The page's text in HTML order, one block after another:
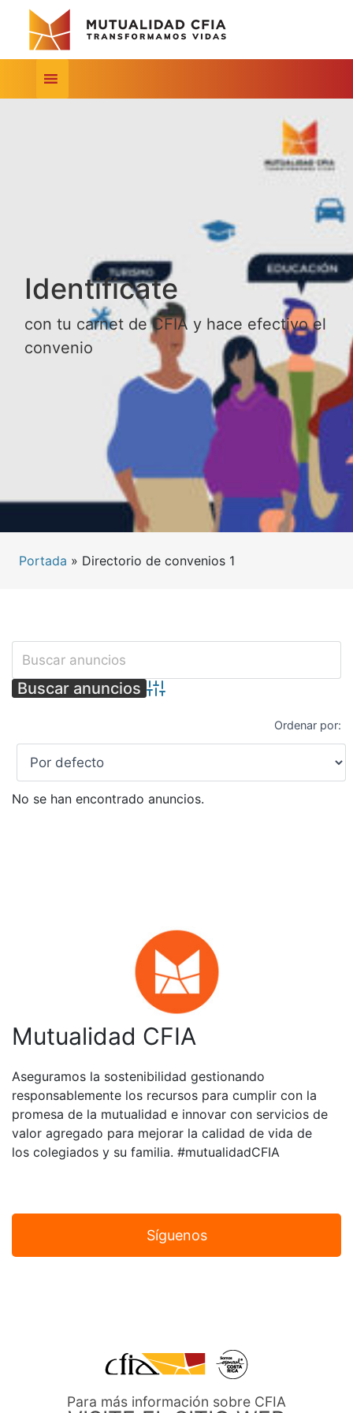
Identificate
con tu carnet de CFIA y hace efectivo el
convenio
Portada » Directorio de convenios 1
Búsqueda avanzada
Ordenar por:
No se han encontrado anuncios.
Mutualidad CFIA
Aseguramos la sostenibilidad gestionando
responsablemente los recursos para cumplir con la
promesa de la mutualidad e innovar con servicios de
valor agregado para mejorar la calidad de vida de
los colegiados y su familia. #mutualidadCFIA
Síguenos
Para más información sobre CFIA